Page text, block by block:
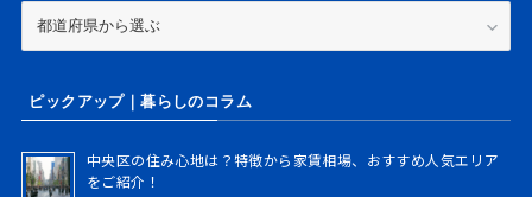
検ピックアップ｜暮らしのコラム
中央区の住み心地は？特徴から家賃相場、おすすめ人気エリア
をご紹介！